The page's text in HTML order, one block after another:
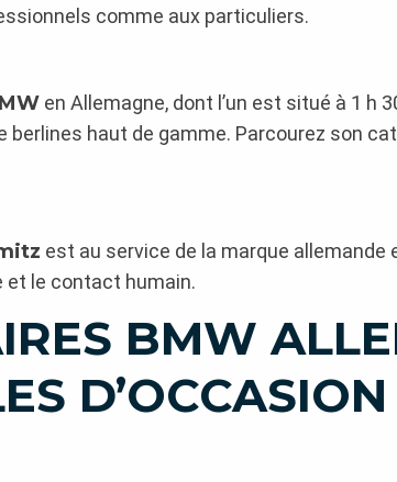
comme aux particuliers.
en Allemagne, dont l’un est situé à 1 h
berlines haut de gamme. Parcourez son
est au service de la marque allemande
et le contact humain.
BMW
D’OCCASION